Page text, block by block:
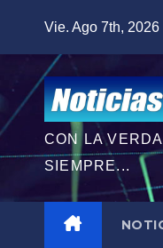
contenido
Vie. Ago 7th, 2026
CON LA
SIEMPRE...